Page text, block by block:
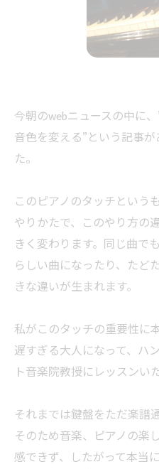
今朝のwebニュースの中に
音色を変える”という記事
た。
このピアノのタッチという
やりかたで、このやり方の
きく変わります。同じ曲で
らしい曲になったり、たど
きな違いが生まれます。
私がこのタッチの重要性に
遅すぎる大人になって、ハ
ト音楽院教授にレッスンい
それまでは鍵盤をただ楽譜
そのため音楽、ピアノの楽
感できず、したがって本当